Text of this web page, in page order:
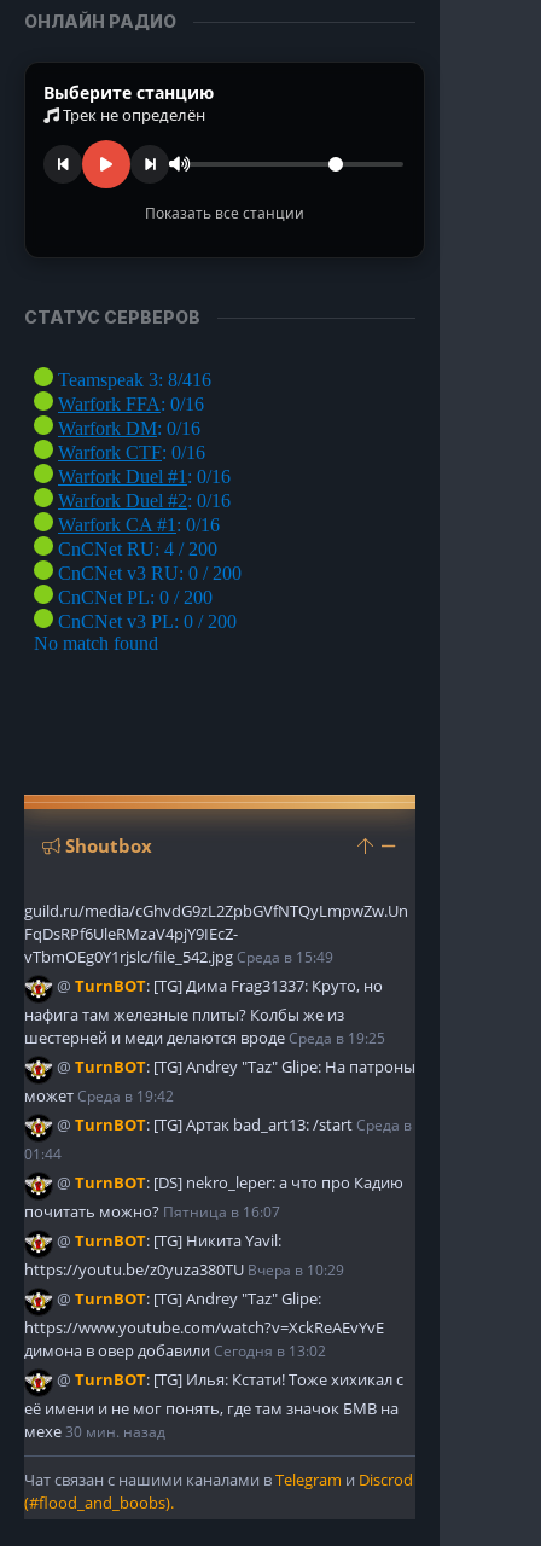
ОНЛАЙН РАДИО
Выберите станцию
Трек не определён
Показать все станции
TURN Radio
СТАТУС СЕРВЕРОВ